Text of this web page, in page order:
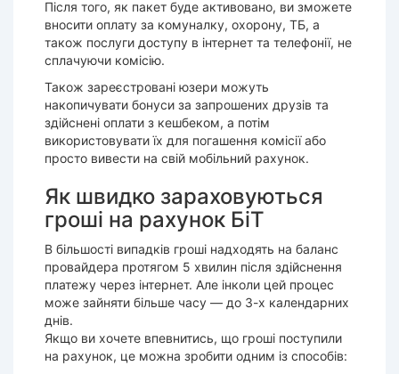
Після того, як пакет буде активовано, ви зможете
вносити оплату за комуналку, охорону, ТБ, а
також послуги доступу в інтернет та телефонії, не
сплачуючи комісію.
Також зареєстровані юзери можуть
накопичувати бонуси за запрошених друзів та
здійснені оплати з кешбеком, а потім
використовувати їх для погашення комісії або
просто вивести на свій мобільний рахунок.
Як швидко зараховуються
гроші на рахунок БіТ
В більшості випадків гроші надходять на баланс
провайдера протягом 5 хвилин після здійснення
платежу через інтернет. Але інколи цей процес
може зайняти більше часу — до 3-х календарних
днів.
Якщо ви хочете впевнитись, що гроші поступили
на рахунок, це можна зробити одним із способів: